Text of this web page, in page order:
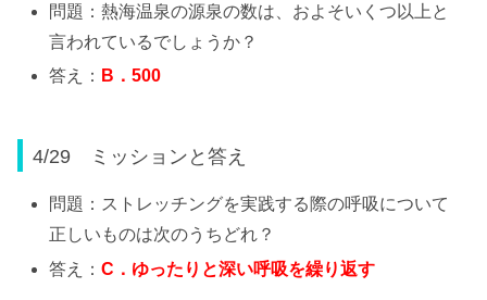
問題：熱海温泉の源泉の数は、およそいくつ以上と
言われているでしょうか？
答え： B ．500
4/29 ミッションと答え
問題：ストレッチングを実践する際の呼吸について
正しいものは次のうちどれ？
答え：C ．ゆったりと深い呼吸を繰り返す